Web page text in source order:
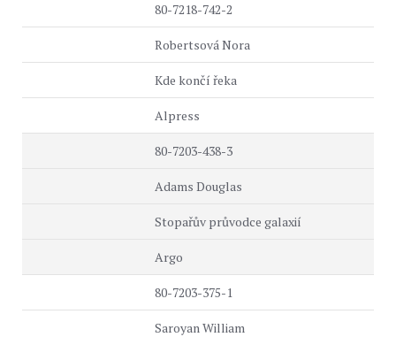
80-7218-742-2
Robertsová Nora
Kde končí řeka
Alpress
80-7203-438-3
Adams Douglas
Stopařův průvodce galaxií
Argo
80-7203-375-1
Saroyan William